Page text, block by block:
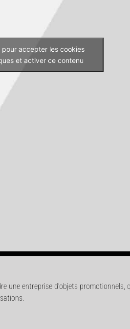
pour accepter les cookies
et activer ce contenu
entreprise d’objets promotionnels,